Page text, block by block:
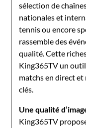
sélection de
nationales et
tennis ou encore
rassemble des
qualité. Cette
King365TV un
matchs en direct
clés.
Une qualité
King365TV